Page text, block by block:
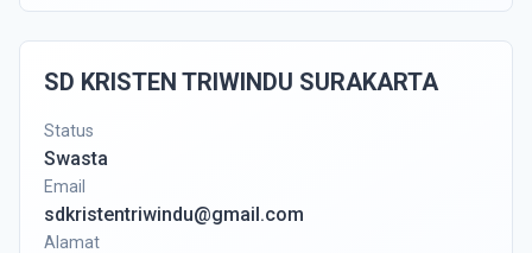
SD KRISTEN TRIWINDU SURAKARTA
Status
Swasta
Email
sdkristentriwindu@gmail.com
Alamat